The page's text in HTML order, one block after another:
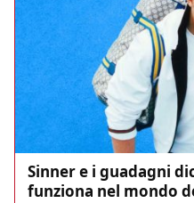
Sinner e i guadagni
funziona nel mondo